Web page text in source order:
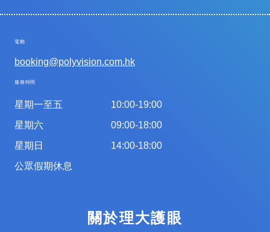
電郵
booking@polyvision.com.hk
服務時間
星期一至五
星期六
星期日
公眾假期休息
10:00-19:00
09:00-18:00
14:00-18:00
關於理大護眼